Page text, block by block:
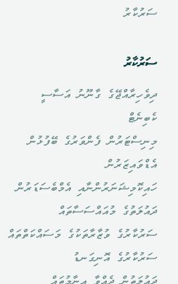
ސަރުކާރު
ސަރުކާރު
ދިވެހިރާއްޖޭގެ ގާނޫނު އަސާސީ
ކެބިނެޓް
މިނިސްޓަރުން ފެންވަރުގެ ބޭފުޅުން
އެޑްވައިޒަރުން
ހައިކޮމިޝަނަރުންނާއި އެމްބެސަޑަރުން
ދައުލަތުގެ މުއައްސަސާތައް
ސަރުކާރުގެ ވުޒާރާތަކުގެ މަސައްކަތްތައް
ސަރުކާރުގެ އޮނިގަނޑު